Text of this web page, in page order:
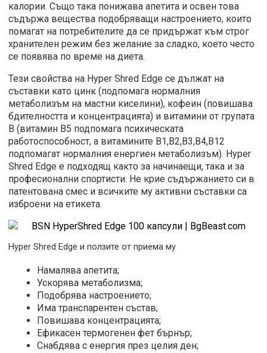
калории. Също така понижава апетита и освен това
съдържа вещества подобряващи настроението, които
помагат на потребителите да се придържат към строг
хранителен режим без желание за сладко, което често
се появява по време на диета.
Тези свойства на Hyper Shred Edge се дължат на
съставки като цинк (подпомага нормалния
метаболизъм на мастни киселини), кофеин (повишава
бдителността и концентрацията) и витамини от групата
В (витамин В5 подпомага психическата
работоспособност, а витамините В1,В2,В3,В4,В12
подпомагат нормалния енергиен метаболизъм). Hyper
Shred Edge е подходящ както за начинаещи, така и за
професионални спортисти. Не крие съдържанието си в
патентована смес и всичките му активни съставки са
изброени на етикета.
Hyper Shred Edge и ползите от приема му
Намалява апетита;
Ускорява метаболизма;
Подобрява настроението;
Има транспарентен състав;
Повишава концентрацията;
Ефикасен термогенен фет бърнър;
Снабдява с енергия през целия ден;